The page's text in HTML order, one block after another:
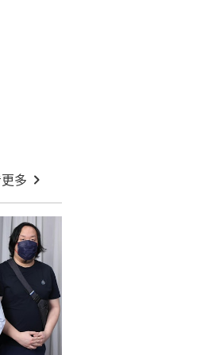
得揀
五官愈
因
拍重頭
刑
記招鍾志